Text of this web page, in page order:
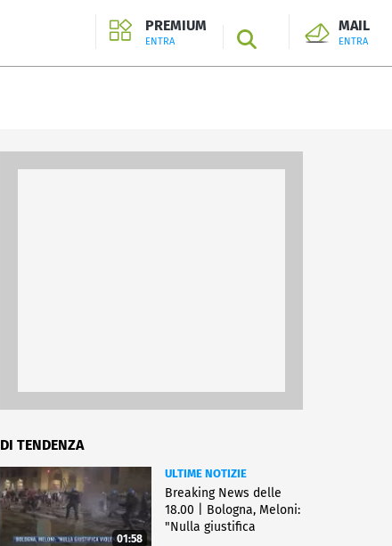
PREMIUM
ENTRA SEARCH
MAIL
ENTRA
DI TENDENZA
01:58
ULTIME NOTIZIE
Breaking News delle
18.00 | Bologna, Meloni:
"Nulla giustifica